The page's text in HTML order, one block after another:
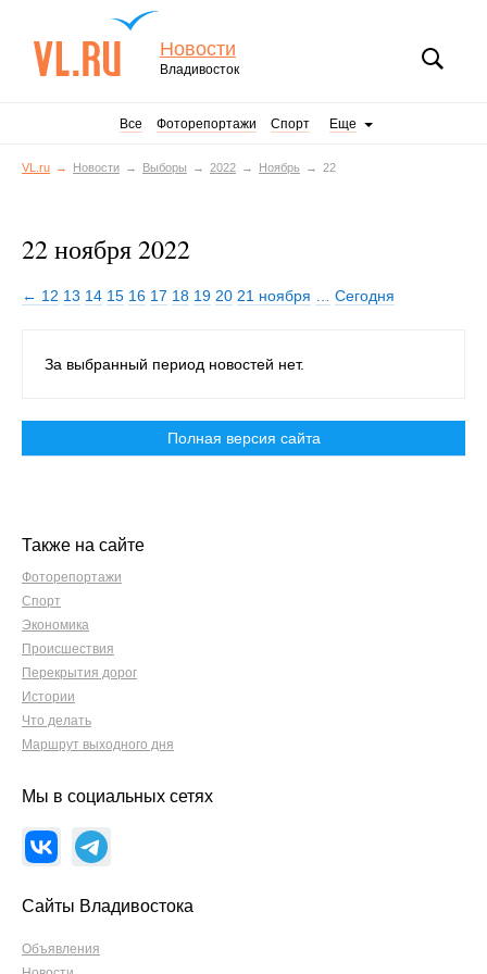
Новости
Владивосток
Все Фоторепортажи Спорт Еще
VL.ru Новости Выборы 2022 Ноябрь 22
22 ноября 2022
← 12 13 14 15 16 17 18 19 20 21 ноября Сегодня
За выбранный период новостей нет.
Полная версия сайта
Также на сайте
Фоторепортажи
Спорт
Экономика
Происшествия
Перекрытия дорог
Истории
Что делать
Маршрут выходного дня
Мы в социальных сетях
Сайты Владивостока
Объявления